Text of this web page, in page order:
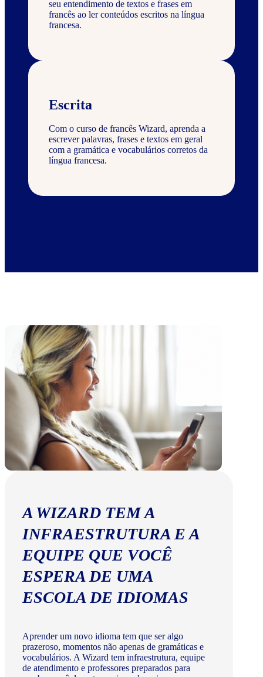
seu entendimento de textos e frases em
francês ao ler conteúdos escritos na língua
francesa.
Escrita
Com o curso de francês Wizard, aprenda a
escrever palavras, frases e textos em geral
com a gramática e vocabulários corretos da
língua francesa.
A WIZARD TEM A
INFRAESTRUTURA E A
EQUIPE QUE VOCÊ
ESPERA DE UMA
ESCOLA DE IDIOMAS
Aprender um novo idioma tem que ser algo
prazeroso, momentos não apenas de gramáticas e
vocabulários. A Wizard tem infraestrutura, equipe
de atendimento e professores preparados para